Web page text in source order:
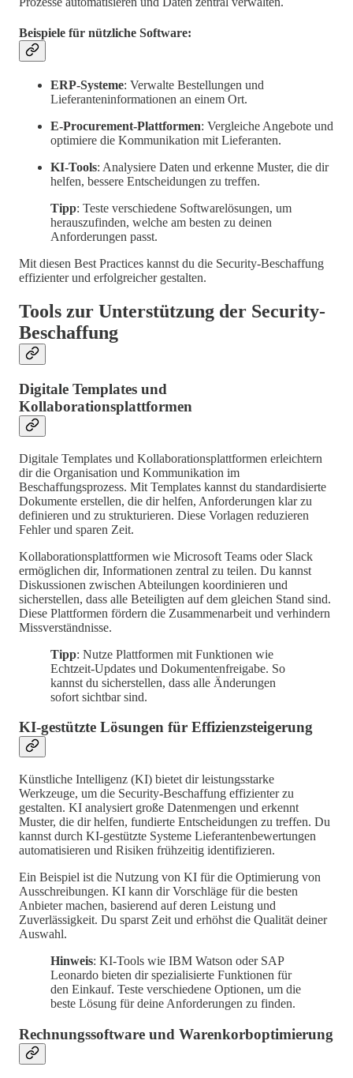
Beispiele für nützliche Software:
ERP-Systeme: Verwalte Bestellungen und
Lieferanteninformationen an einem Ort.
E-Procurement-Plattformen: Vergleiche Angebote und
optimiere die Kommunikation mit Lieferanten.
KI-Tools: Analysiere Daten und erkenne Muster, die dir
helfen, bessere Entscheidungen zu treffen.
Tipp: Teste verschiedene Softwarelösungen, um
herauszufinden, welche am besten zu deinen
Anforderungen passt.
Mit diesen Best Practices kannst du die Security-Beschaffung
effizienter und erfolgreicher gestalten.
Tools zur Unterstützung der Security-
Beschaffung
Digitale Templates und
Kollaborationsplattformen
Digitale Templates und Kollaborationsplattformen erleichtern
dir die Organisation und Kommunikation im
Beschaffungsprozess. Mit Templates kannst du standardisierte
Dokumente erstellen, die dir helfen, Anforderungen klar zu
definieren und zu strukturieren. Diese Vorlagen reduzieren
Fehler und sparen Zeit.
Kollaborationsplattformen wie Microsoft Teams oder Slack
ermöglichen dir, Informationen zentral zu teilen. Du kannst
Diskussionen zwischen Abteilungen koordinieren und
sicherstellen, dass alle Beteiligten auf dem gleichen Stand sind.
Diese Plattformen fördern die Zusammenarbeit und verhindern
Missverständnisse.
Tipp: Nutze Plattformen mit Funktionen wie
Echtzeit-Updates und Dokumentenfreigabe. So
kannst du sicherstellen, dass alle Änderungen
sofort sichtbar sind.
KI-gestützte Lösungen für Effizienzsteigerung
Künstliche Intelligenz (KI) bietet dir leistungsstarke
Werkzeuge, um die Security-Beschaffung effizienter zu
gestalten. KI analysiert große Datenmengen und erkennt
Muster, die dir helfen, fundierte Entscheidungen zu treffen. Du
kannst durch KI-gestützte Systeme Lieferantenbewertungen
automatisieren und Risiken frühzeitig identifizieren.
Ein Beispiel ist die Nutzung von KI für die Optimierung von
Ausschreibungen. KI kann dir Vorschläge für die besten
Anbieter machen, basierend auf deren Leistung und
Zuverlässigkeit. Du sparst Zeit und erhöhst die Qualität deiner
Auswahl.
Hinweis: KI-Tools wie IBM Watson oder SAP
Leonardo bieten dir spezialisierte Funktionen für
den Einkauf. Teste verschiedene Optionen, um die
beste Lösung für deine Anforderungen zu finden.
Rechnungssoftware und Warenkorboptimierung